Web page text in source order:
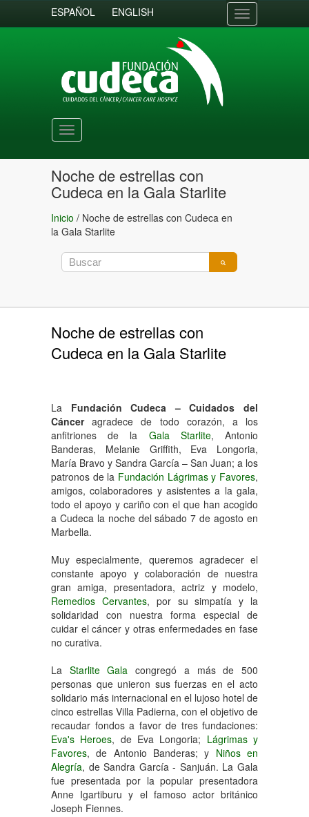
ESPAÑOL ENGLISH
Toggle
navigation
Toggle
navigation
Noche de estrellas con
Cudeca en la Gala Starlite
Inicio / Noche de estrellas con Cudeca en
la Gala Starlite
Noche de estrellas con
Cudeca en la Gala Starlite
La Fundación Cudeca – Cuidados del
Cánceragradece de todo corazón, a los
anfitriones de la Gala Starlite, Antonio
Banderas, Melanie Griffith, Eva Longoria,
María Bravo y Sandra García – San Juan; a los
patronos de la Fundación Lágrimas y Favores,
amigos, colaboradores y asistentes a la gala,
todo el apoyo y cariño con el que han acogido
a Cudeca la noche del sábado 7 de agosto en
Marbella.
Muy especialmente, queremos agradecer el
constante apoyo y colaboración de nuestra
gran amiga, presentadora, actriz y modelo,
Remedios Cervantes, por su simpatía y la
solidaridad con nuestra forma especial de
cuidar el cáncer y otras enfermedades en fase
no curativa.
La Starlite Gala congregó a más de 500
personas que unieron sus fuerzas en el acto
solidario más internacional en el lujoso hotel de
cinco estrellas Villa Padierna, con el objetivo de
recaudar fondos a favor de tres fundaciones:
Eva's Heroes, de Eva Longoria; Lágrimas y
Favores, de Antonio Banderas; y Niños en
Alegría, de Sandra García - Sanjuán. La Gala
fue presentada por la popular presentadora
Anne Igartiburu y el famoso actor británico
Joseph Fiennes.